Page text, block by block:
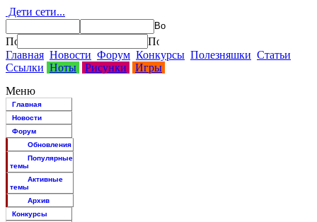
Дети сети...
Главная Новости Форум Конкурсы Полезняшки Статьи
Ссылки Ноты Рисунки
Игры
Меню
Главная
Новости
Форум
Обновления
Популярные
темы
Активные
темы
Архив
Конкурсы